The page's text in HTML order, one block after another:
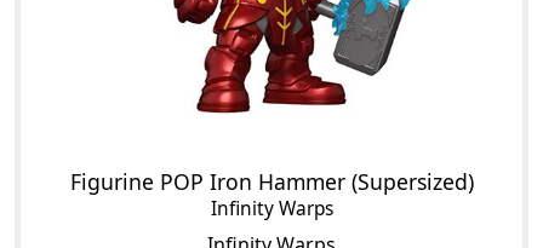
Figurine POP Iron Hammer (Supersized)
Infinity Warps